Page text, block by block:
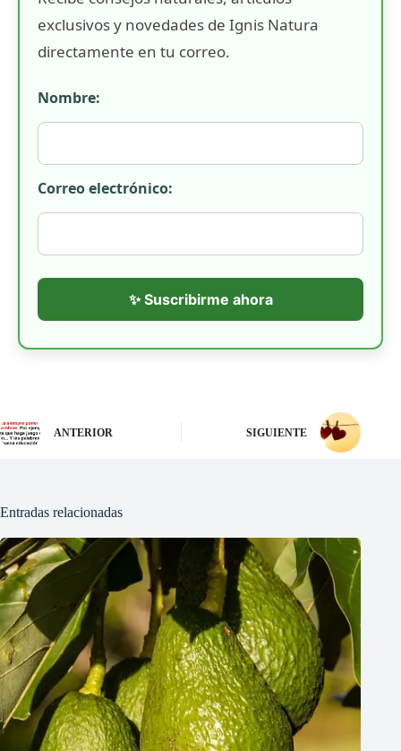
exclusivos y novedades de Ignis Natura
directamente en tu correo.
Nombre:
Correo electrónico:
✨ Suscribirme ahora
ANTERIOR SIGUIENTE
Entradas relacionadas